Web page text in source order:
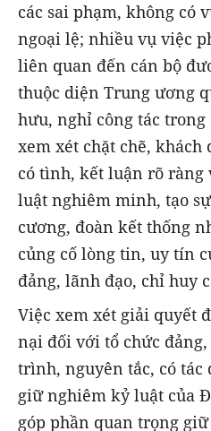
các sai phạm, không có
ngoại lệ; nhiều vụ việc
liên quan đến cán bộ
thuộc diện Trung ương
hưu, nghỉ công tác trong
xem xét chặt chẽ, khách
có tình, kết luận rõ
luật nghiêm minh, tạo
cương, đoàn kết thống
củng cố lòng tin, uy tín
đảng, lãnh đạo, chỉ huy
Việc xem xét giải quyết
nại đối với tổ chức
trình, nguyên tắc, có tác
giữ nghiêm kỷ luật của
góp phần quan trọng